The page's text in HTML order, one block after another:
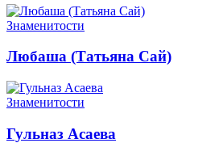
Знаменитости
Любаша (Татьяна Сай)
Знаменитости
Гульназ Асаева